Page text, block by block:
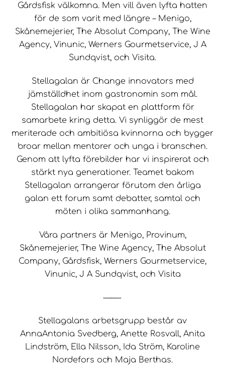
Gårdsfisk välkomna. Men vill även lyfta hatten
för de som varit med längre – Menigo,
Skånemejerier, The Absolut Company, The Wine
Agency, Vinunic, Werners Gourmetservice, J A
Sundqvist, och Visita.
Stellagalan är Change innovators med
jämställdhet inom gastronomin som mål.
Stellagalan har skapat en plattform för
samarbete kring detta. Vi synliggör de mest
meriterade och ambitiösa kvinnorna och bygger
broar mellan mentorer och unga i branschen.
Genom att lyfta förebilder har vi inspirerat och
stärkt nya generationer. Teamet bakom
Stellagalan arrangerar förutom den årliga
galan ett forum samt debatter, samtal och
möten i olika sammanhang.
Våra partners är Menigo, Provinum,
Skånemejerier, The Wine Agency, The Absolut
Company, Gårdsfisk, Werners Gourmetservice,
Vinunic, J A Sundqvist, och Visita
——-
Stellagalans arbetsgrupp består av
AnnaAntonia Svedberg, Anette Rosvall, Anita
Lindström, Ella Nilsson, Ida Ström, Karoline
Nordefors och Maja Berthas.